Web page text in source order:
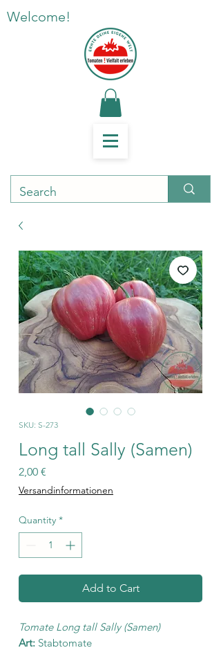
Welcome!
SKU: S-273
Long tall Sally (Samen)
2,00 €
Versandinformationen
Quantity *
Add to Cart
Tomate Long tall Sally (Samen)
Art: Stabtomate